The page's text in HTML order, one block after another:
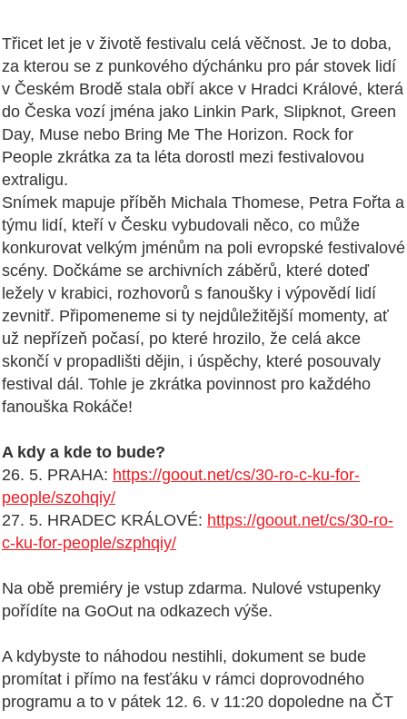
Třicet let je v životě festivalu celá věčnost. Je to doba,
za kterou se z punkového dýchánku pro pár stovek lidí
v Českém Brodě stala obří akce v Hradci Králové, která
do Česka vozí jména jako Linkin Park, Slipknot, Green
Day, Muse nebo Bring Me The Horizon. Rock for
People zkrátka za ta léta dorostl mezi festivalovou
extraligu.
Snímek mapuje příběh Michala Thomese, Petra Fořta a
týmu lidí, kteří v Česku vybudovali něco, co může
konkurovat velkým jménům na poli evropské festivalové
scény. Dočkáme se archivních záběrů, které doteď
ležely v krabici, rozhovorů s fanoušky i výpovědí lidí
zevnitř. Připomeneme si ty nejdůležitější momenty, ať
už nepřízeň počasí, po které hrozilo, že celá akce
skončí v propadlišti dějin, i úspěchy, které posouvaly
festival dál. Tohle je zkrátka povinnost pro každého
fanouška Rokáče!
A kdy a kde to bude?
26. 5. PRAHA: https://goout.net/cs/30-ro-c-ku-for-
people/szohqiy/
27. 5. HRADEC KRÁLOVÉ: https://goout.net/cs/30-ro-
c-ku-for-people/szphqiy/
Na obě premiéry je vstup zdarma. Nulové vstupenky
pořídíte na GoOut na odkazech výše.
A kdybyste to náhodou nestihli, dokument se bude
promítat i přímo na fesťáku v rámci doprovodného
programu a to v pátek 12. 6. v 11:20 dopoledne na ČT